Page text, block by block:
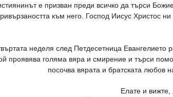
е призван преди всичко да търси
към него. Господ Иисус Христос
неделя след Петдесетница Евангелието
проявява голяма вяра и смирение и търси
посочва вярата и братската любов
Елате и вижте,